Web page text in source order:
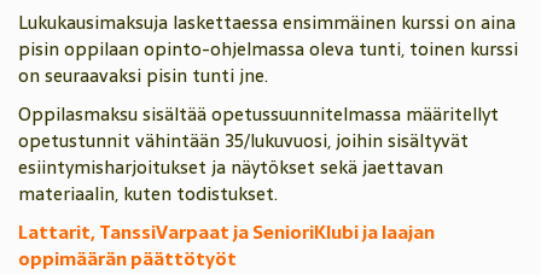
Lukukausimaksuja laskettaessa ensimmäinen kurssi on aina
pisin oppilaan opinto-ohjelmassa oleva tunti, toinen kurssi
on seuraavaksi pisin tunti jne.
Oppilasmaksu sisältää opetussuunnitelmassa määritellyt
opetustunnit vähintään 35/lukuvuosi, joihin sisältyvät
esiintymisharjoitukset ja näytökset sekä jaettavan
materiaalin, kuten todistukset.
Lattarit, TanssiVarpaat ja SenioriKlubi ja laajan
oppimäärän päättötyöt